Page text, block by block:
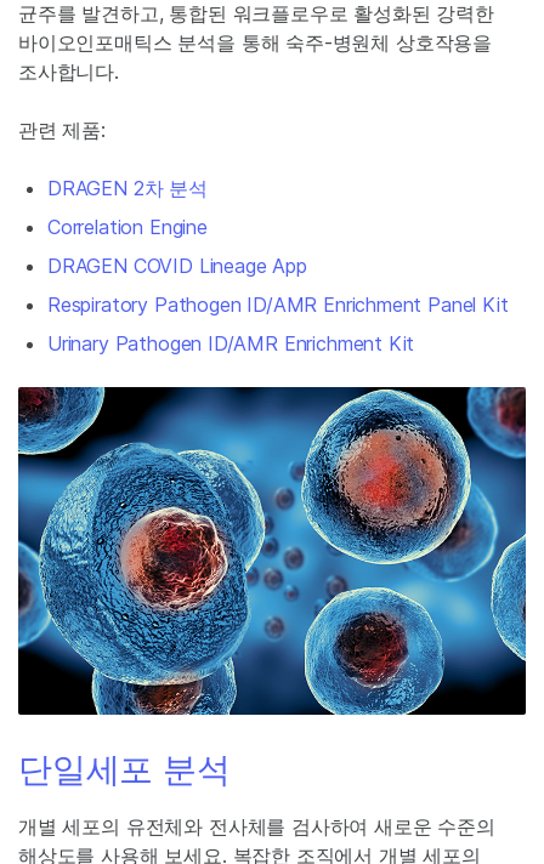
균주를 발견하고, 통합된 워크플로우로 활성화된 강력한
바이오인포매틱스 분석을 통해 숙주-병원체 상호작용을
조사합니다.
관련 제품:
DRAGEN 2차 분석
Correlation Engine
DRAGEN COVID Lineage App
Respiratory Pathogen ID/AMR Enrichment Panel Kit
Urinary Pathogen ID/AMR Enrichment Kit
단일세포 분석
개별 세포의 유전체와 전사체를 검사하여 새로운 수준의
해상도를 사용해 보세요. 복잡한 조직에서 개별 세포의